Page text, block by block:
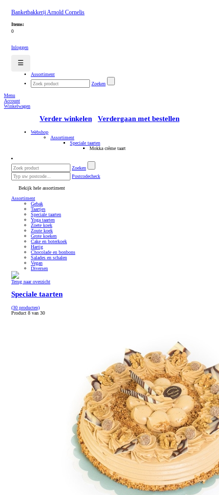
Banketbakkerij Arnold Cornelis
Items:
0
Inloggen
☰
Assortiment
Zoeken
Menu
Account
Winkelwagen
Verder winkelen Verdergaan met bestellen
Webshop
Assortiment
Speciale taarten
Mokka crème taart
Zoeken
Postcodecheck
Bekijk hele assortiment
Assortiment
Gebak
Taartjes
Speciale taarten
Yoga taarten
Zoete koek
Zoute koek
Grote koeken
Cake en boterkoek
Hartig
Chocolade en bonbons
Salades en schalen
Vegan
Diversen
Terug naar overzicht
Speciale taarten
(30 producten)
Product 8 van 30